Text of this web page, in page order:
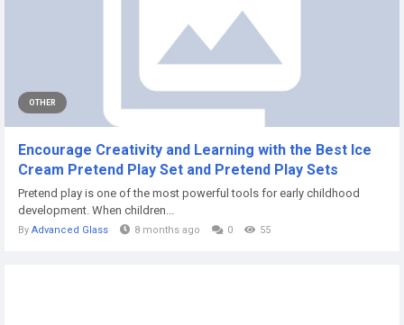
OTHER
Encourage Creativity and Learning with the Best Ice
Cream Pretend Play Set and Pretend Play Sets
Pretend play is one of the most powerful tools for early childhood
development. When children...
By Advanced Glass 8 months ago 0 55